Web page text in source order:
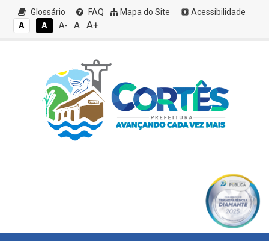
Glossário FAQ Mapa do Site
Acessibilidade
A
A A- A A+